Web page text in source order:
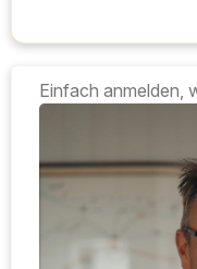
Einfach anmelden,